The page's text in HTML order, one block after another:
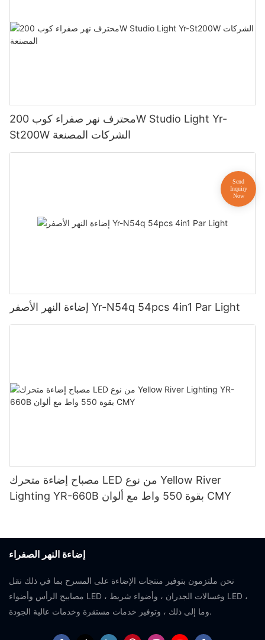
محترف نهر صفراء كوب 200W Studio Light Yr-
St200W الشركات المصنعة
إضاءة النهر الأصفر Yr-N54q 54pcs 4in1 Par Light
مصباح إضاءة متحرك LED من نوع Yellow River
Lighting YR-660B بقوة 550 واط مع ألوان CMY
إضاءة النهر الصفراء
نحن ملتزمون بتوفير منتجات الإضاءة على المسرح بما في ذلك نقل
مصابيح الرأس وأضواء LED ، وغسالات الجدران ، وأضواء شريط LED ،
وما إلى ذلك ، وتوفير خدمات مستقرة وخدمات عالية الجودة.